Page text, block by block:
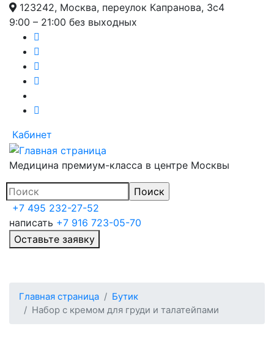
Перейти
123242, Москва, переулок Капранова, 3с4
9:00 – 21:00 без выходных
Кабинет
Медицина премиум-класса в центре Москвы
+7 495 232-27-52
написать +7 916 723-05-70
Оставьте заявку
Главная страница
Бутик
Набор с кремом для груди и талатейпами